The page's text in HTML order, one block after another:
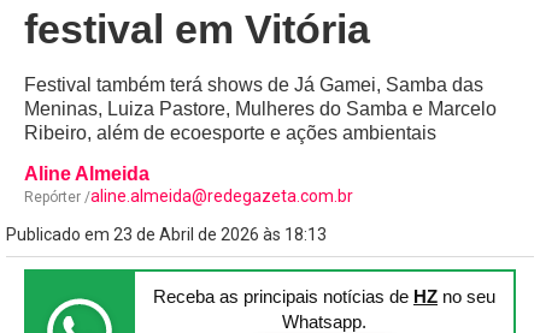
festival em Vitória
Festival também terá shows de Já Gamei, Samba das
Meninas, Luiza Pastore, Mulheres do Samba e Marcelo
Ribeiro, além de ecoesporte e ações ambientais
Aline Almeida
Repórter /aline.almeida@redegazeta.com.br
Publicado em 23 de Abril de 2026 às 18:13
Receba as principais notícias de HZ no seu
Whatsapp.